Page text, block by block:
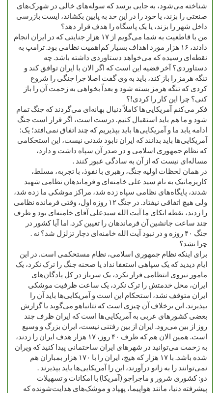
شناخته می‌شود، به جایی برسد که سوله‌های خالی در شهرک‌های
صنعتی را بزند، یا خود را در این حد به پایین بکشاند، ایست بازرسی
داخل شهر را بزند، یا یک پاسگاه را هدف قرار دهد؟
من با قاطعیت به شما می‌گویم از ۱۷ هزار جنایتی که در ایران انجام
دادند، ۱۶ هزار مورد اهداف بسیار کم‌اهمیت نظامی بود. ترامپ به
نقطه‌ای رسیده که می‌خواهد دستاوردی داشته باشد. چه
دستاوردی؟ آخر قضیه این است که اگر الان با ایران توافق کند و
تنگه هرمز را باز کند، باید به وی گفت اصلا چرا جنگی را شروع
کردی که تنگه هرمز بسته شود و بعداً بخواهی به زحمت آن را باز
کنی؟ چرا این کار را کردی!؟
فکر می‌کنم آمریکایی‌ها کاملاً دنبال بهانه‌ای می‌گردند که جنگ تمام
شود و ما هم باید استقبال کنیم. درست است، اگر قرار است جنگ
ادامه یابد ما و آمریکایی‌ها باید بپذیریم که چند اتفاق نمی‌افتد؛ یک:
آمریکایی‌ها باید بدانند که ایران نابود شدنی نیست، این استحکامی
که نظام جمهوری اسلامی و در صدر آن سپاه داشت و دارد،
مساله‌ای نیست که از آن به سادگی عبور کنند .
در همان لحظات اولیه جنگ، رهبری با نفوذ، با تجربه، مسلط،
کاریزماتیک به نام سید علی خامنه‌ای و فرماندهان نظامی شهید
شدند، پایگاه‌های نظامی سپاه زده شد، مراکز موشکی ما زده شد،
ولی هیچ اتفاقی نیفتاد. در جنگ ۱۲ روزه اول، وقتی فرمانده نظامی
را زدند، نقطه اتکای ما آیت الله سیدعلی آقای خامنه‌ای بود و ظرف
چند ساعت جانشین آن فرماندهان را تعیین کرد. اما آیا کشور در
جنگ ۴۰ روزه و در نبود آیت الله خامنه‌ای دچار تزلزل شد؟ نه .
چرا نشد؟
برای اینکه نظام جمهوری اسلامی، نظام مستحکمی است. در این
ایام دیدید که یک سپاهی استعفا نداد یا صحنه جنگ را ترک نکرد، یک
مامور نیروی انتظامی فرار نکرد، یک سرباز در کل پادگان‌های
ایران، محل خدمتش را ترک نکرد، یک ساعت ظرفیت موشکی
ایران متوقف نشد، استحکام این است و آمریکایی‌ها باید آن را
بپذیرند. این برخلاف آن چیزی است که نتانیاهو می‌گوید یا گزارش
بعضی کشورهای عربی به آمریکایی‌ها است که ایران ظرف چند
روز از بین می‌رود. ایران از بین رفتنی نیست، ایران بزرگ و وسیع
است. همین الان هم که ظرف ۴۰ روز، ۱۷ هزار هدف ایران را زدند،
به زحمت می‌توانید در شهرهای ایران ساختمانی پیدا کنید که ویران
شده باشد. با ۱۷ هزار که هیچ، ایران را با ۱۷۰ هزار بمباران هم
نمی‌توانند را به زانو درآورند، این را آمریکایی‌ها باید بپذیرند .
دو: کشوری شرور و ماجراجو (آمریکا) با امکانات و تسهیلات
پیشرفته دنیا، مانند هواپیما، پهپاد و موشک‌های هدایت‌شونده که